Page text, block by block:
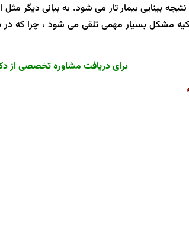
بینایی بیمار تار می شود. به بیانی دیگر
مشکل بسیار مهمی تلقی می شود ، چرا که در
برای دریافت مشاوره تخصصی از